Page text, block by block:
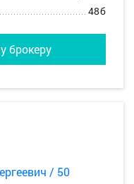
48б
брокеру
/ 50